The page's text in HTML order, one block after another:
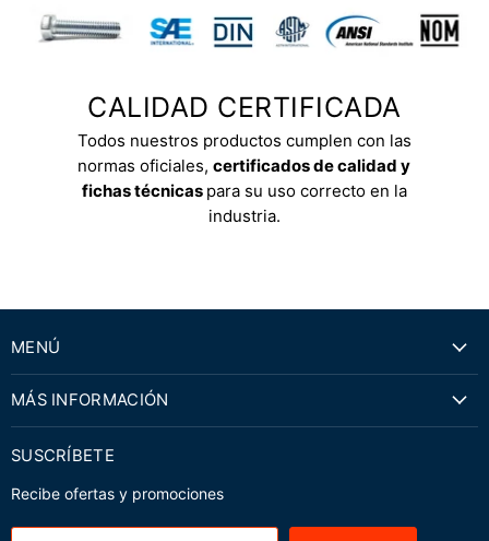
CALIDAD CERTIFICADA
Todos nuestros productos cumplen con las
normas oficiales,certificados de calidad y
fichas técnicas para su uso correcto en la
industria.
MENÚ
MÁS INFORMACIÓN
SUSCRÍBETE
Recibe ofertas y promociones